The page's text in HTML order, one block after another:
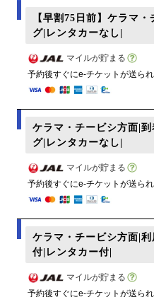
【早割75日前】ケラマ
グ|レンタカーなし|
マイルが貯まる
予約後すぐにe-チケットが送ら
ケラマ・チービシ方面|
グ|レンタカーなし|
マイルが貯まる
予約後すぐにe-チケットが送ら
ケラマ・チービシ方面|
付|レンタカー付|
マイルが貯まる
予約後すぐにe-チケットが送ら